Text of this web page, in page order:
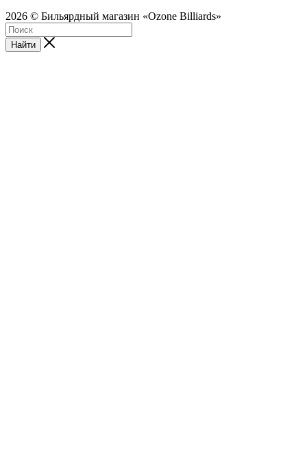
2026 © Бильярдный магазин «Ozone Billiards»
Найти